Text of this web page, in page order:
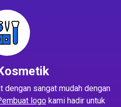
sangat mudah dengan
logokami hadir untuk